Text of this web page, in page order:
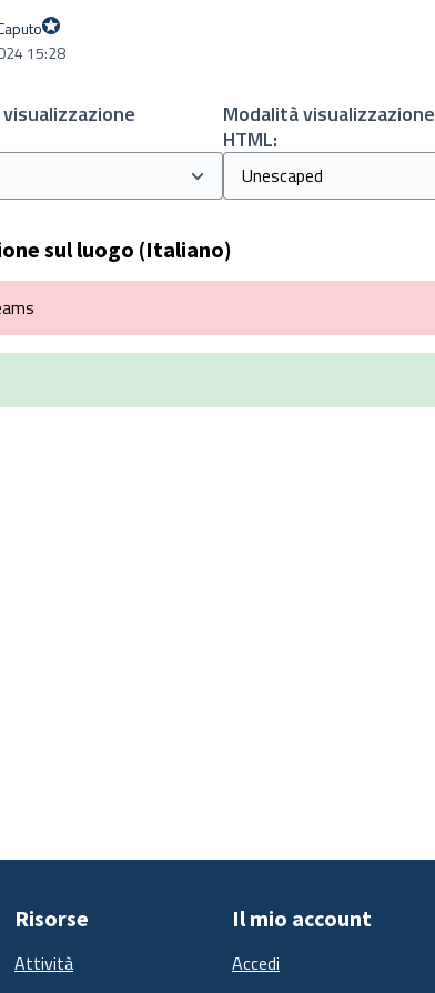
Proprio Stefania
15:28
Modalità visualizzazione
HTML:
sul luogo (Italiano)
Risorse
Attività
Il mio account
Accedi